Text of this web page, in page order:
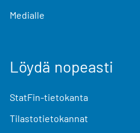
Medialle
Löydä nopeasti
StatFin-tietokanta
Tilastotietokannat